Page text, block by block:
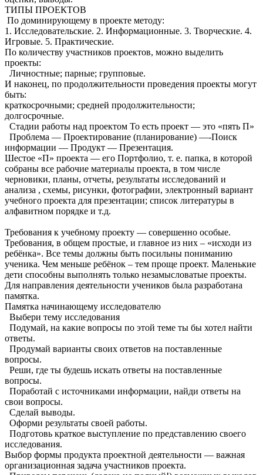
ТИПЫ ПРОЕКТОВ
По доминирующему в проекте методу:
1. Исследовательские. 2. Информационные. 3. Творческие. 4.
Игровые. 5. Практические.
По количеству участников проектов, можно выделить
проекты:
Личностные; парные; групповые.
И наконец, по продолжительности проведения проекты могут
быть:
краткосрочными; средней продолжительности;
долгосрочные.
Стадии работы над проектом То есть проект — это «пять П»
Проблема — Проектирование (планирование) —-Поиск
информации — Продукт — Презентация.
Шестое «П» проекта — его Портфолио, т. е. папка, в которой
собраны все рабочие материалы проекта, в том числе
черновики, планы, отчеты, результаты исследований и
анализа , схемы, рисунки, фотографии, электронный вариант
учебного проекта для презентации; список литературы в
алфавитном порядке и т.д.
Требования к учебному проекту — совершенно особые.
Требования, в общем простые, и главное из них – «исходи из
ребёнка». Все темы должны быть посильны пониманию
ученика. Чем меньше ребёнок – тем проще проект. Маленькие
дети способны выполнять только незамысловатые проекты.
Для направления деятельности учеников была разработана
памятка.
Памятка начинающему исследователю
Выбери тему исследования
Подумай, на какие вопросы по этой теме ты бы хотел найти
ответы.
Продумай варианты своих ответов на поставленные
вопросы.
Реши, где ты будешь искать ответы на поставленные
вопросы.
Поработай с источниками информации, найди ответы на
свои вопросы.
Сделай выводы.
Оформи результаты своей работы.
Подготовь краткое выступление по представлению своего
исследования.
Выбор формы продукта проектной деятельности — важная
организационная задача участников проекта.